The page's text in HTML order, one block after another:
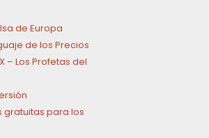
de Europa
de los Precios
– Los Profetas del
gratuitas para los